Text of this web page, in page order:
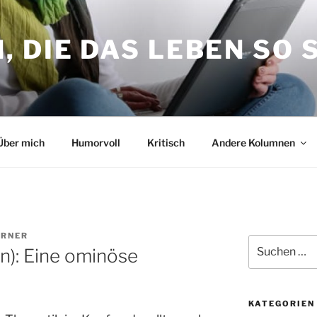
DIE DAS LEBEN SO
mich Humorvoll Kritisch Andere Kolumnen
Eine ominöse
nach:
KATEGORIEN